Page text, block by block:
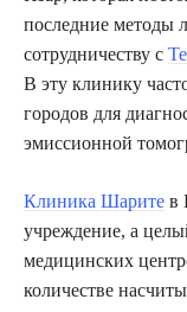
последние методы
сотрудничеству с
В эту клинику
городов для
эмиссионной
Клиника Шарите в
учреждение, а
медицинских
количестве